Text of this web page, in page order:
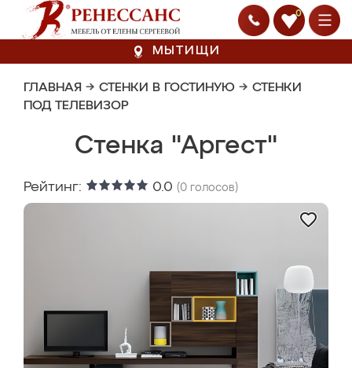
0
МЫТИЩИ
ГЛАВНАЯ → СТЕНКИ В ГОСТИНУЮ → СТЕНКИ
ПОД ТЕЛЕВИЗОР
Стенка "Аргест"
Рейтинг: 0.0 (0 голосов)